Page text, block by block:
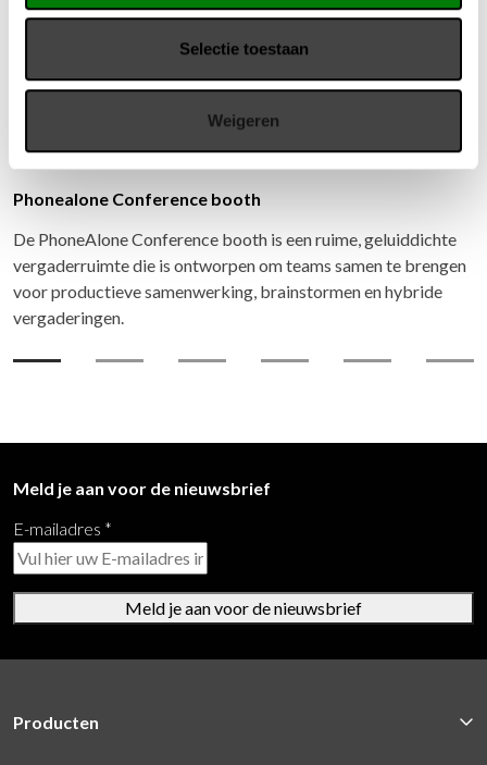
Selectie toestaan
Weigeren
Phonealone Conference booth
De PhoneAlone Conference booth is een ruime, geluiddichte
vergaderruimte die is ontworpen om teams samen te brengen
voor productieve samenwerking, brainstormen en hybride
vergaderingen.
Meld je aan voor de nieuwsbrief
E-mailadres *
Meld je aan voor de nieuwsbrief
Producten